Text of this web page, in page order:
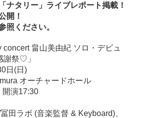
ナ
」
ナタリー」ライブレポート掲載！
開！
照ください。
concert 畠山美由紀 ソロ・デビュ
謝祭♡」
日(日)
オーチャードホール
演17:30
田ラボ (音楽監督 & Keyboard)、